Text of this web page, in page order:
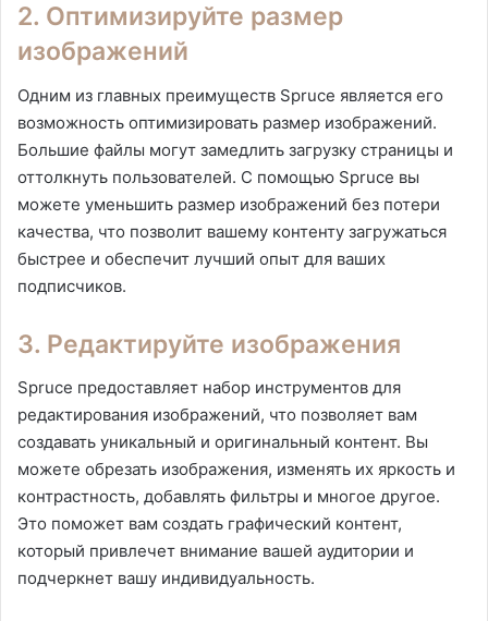
2. Оптимизируйте размер
изображений
Одним из главных преимуществ Spruce является его
возможность оптимизировать размер изображений.
Большие файлы могут замедлить загрузку страницы и
оттолкнуть пользователей. С помощью Spruce вы
можете уменьшить размер изображений без потери
качества, что позволит вашему контенту загружаться
быстрее и обеспечит лучший опыт для ваших
подписчиков.
3. Редактируйте изображения
Spruce предоставляет набор инструментов для
редактирования изображений, что позволяет вам
создавать уникальный и оригинальный контент. Вы
можете обрезать изображения, изменять их яркость и
контрастность, добавлять фильтры и многое другое.
Это поможет вам создать графический контент,
который привлечет внимание вашей аудитории и
подчеркнет вашу индивидуальность.